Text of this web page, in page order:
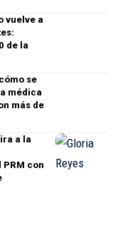
vuelve a
de la
se
médica
más de
a la
con